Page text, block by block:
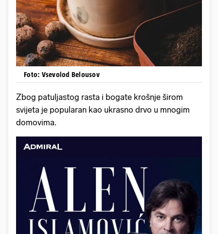
Foto: Vsevolod Belousov
Zbog patuljastog rasta i bogate krošnje širom
svijeta je popularan kao ukrasno drvo u mnogim
domovima.